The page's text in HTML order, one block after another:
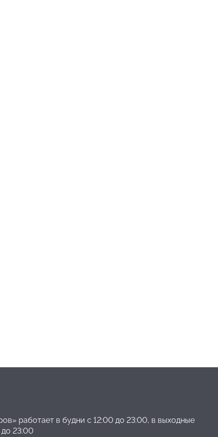
работает в будни с 12:00 до 23:00, в выходные
до 23:00